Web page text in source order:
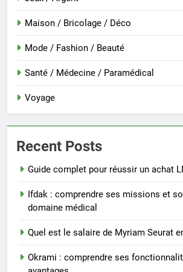
Maison / Bricolage / Déco
Mode / Fashion / Beauté
Santé / Médecine / Paramédical
Voyage
Recent Posts
Guide complet pour réussir un achat
Ifdak : comprendre ses missions et
domaine médical
Quel est le salaire de Myriam Seurat
Okrami : comprendre ses